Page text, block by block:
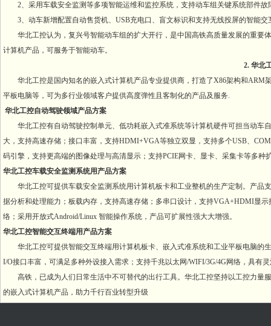
2、采用车载安全监测等多项智能运维和监控系统，支持动车组关键系统部件故
3、动车新增配置自动售货机、USB充电口、盲文标识和支持无线投屏的智能交
华北工控认为，复兴号智能动车组的扩大开行，是中国高铁高质量发展的重要
计算机产品，可服务于智能动车。
2. 华北
华北工控是国内知名的嵌入式计算机产品专业提供商，打造了X86架构和ARM
平板电脑等，可为多行业领域客户提供高度弹性且客制化的产品及服务.
华北工控自动驾驶领域产品方案
华北工控有自动驾驶控制单元、低功耗嵌入式准系统等计算机硬件可担当动车
大，支持高速存储；接口丰富，支持HDMI+VGA等独立双显，支持多个USB、
码引擎，支持更高端的图像处理与高清显示；支持PCIE网卡、显卡、采集卡等多种
华北工控车载安全监测系统用产品方案
华北工控可提供车载安全监测系统用计算机板卡和工业整机的生产定制。产品
据分析和处理能力；板载内存，支持高速存储；多串口设计，支持VGA+HDMI显
络；采用开放式Android/Linux 智能操作系统，产品可扩展性强大大增强。
华北工控智能交互终端用产品方案
华北工控可提供智能交互终端用计算机板卡、嵌入式准系统和工业平板电脑的
I/O接口丰富，可满足多种外设接入需求；支持千兆以太网/WIFI/3G/4G网络，具有
高铁，已成为人们日常生活中不可替代的出行工具。华北工控坚持以工控力量
的嵌入式计算机产品，助力千行百业转型升级